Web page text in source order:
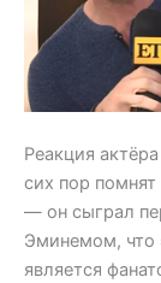
Реакция
сих пор
— он сыграл
Эминемом, что
является